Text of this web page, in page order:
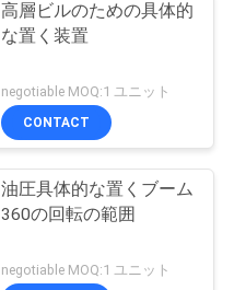
高層ビルのための具体的
な置く装置
negotiable MOQ:1 ユニット
CONTACT
油圧具体的な置くブーム
360の回転の範囲
negotiable MOQ:1 ユニット